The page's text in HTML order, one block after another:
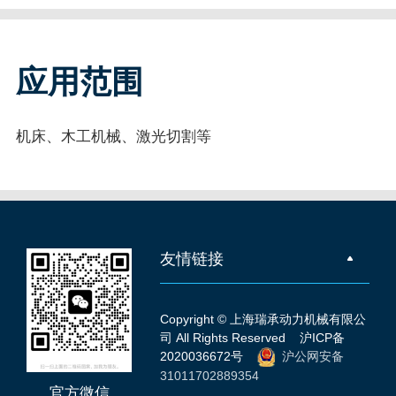
应用范围
机床、木工机械、激光切割等
友情链接
Copyright © 上海瑞承动力机械有限公
司 All Rights Reserved沪ICP备
2020036672号
沪公网安备
31011702889354